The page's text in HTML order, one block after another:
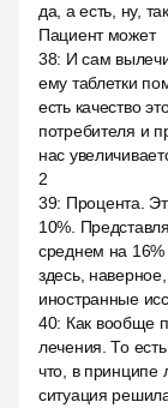
да, а есть, ну,
Пациент может
38: И сам
ему таблетки
есть качество
потребителя и
нас
2
39: Процента.
10%.
среднем на
здесь,
иностранные
40: Как вообще
лечения. То
что, в принципе
ситуация